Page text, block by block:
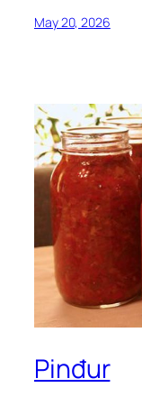
May 20, 2026
Pinđur